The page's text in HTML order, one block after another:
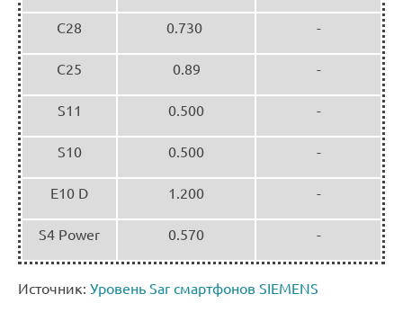
C28 0.730 -
C25 0.89 -
S11 0.500 -
S10 0.500 -
E10 D 1.200 -
S4 Power 0.570 -
Источник: Уровень Sar смартфонов SIEMENS